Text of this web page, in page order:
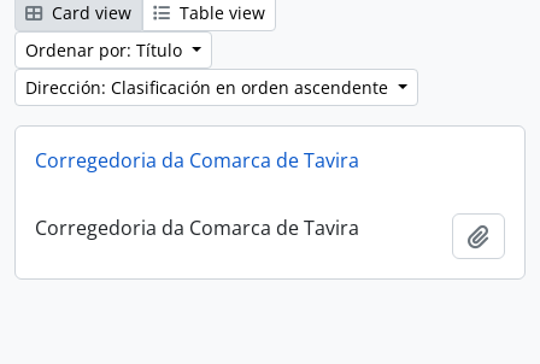
Card view
Table view
Ordenar por: Título
Dirección: Clasificación en orden ascendente
Corregedoria da Comarca de Tavira
Corregedoria da Comarca de Tavira